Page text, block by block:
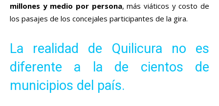
millones y medio por persona, más viáticos y costo de
los pasajes de los concejales participantes de la gira.
La realidad de Quilicura no es
diferente a la de cientos de
municipios del país.